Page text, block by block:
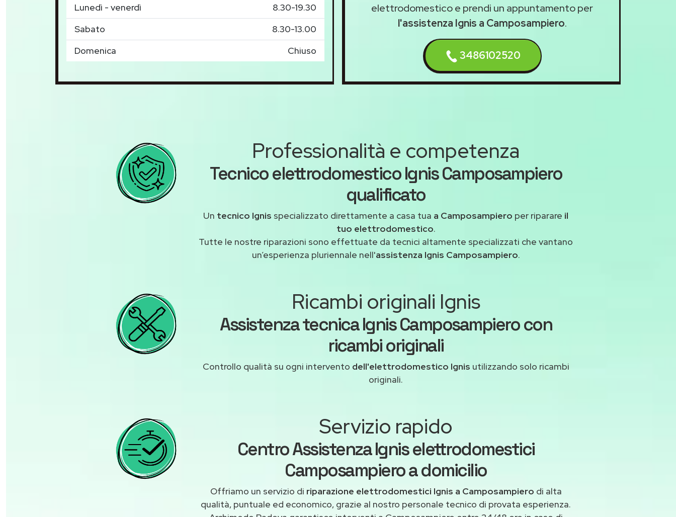
Lunedì - venerdì
8.30-19.30
Sabato
8.30-13.00
Domenica
Chiuso
elettrodomestico e prendi un appuntamento per
l'assistenza Ignis a Camposampiero.
3486102520
Professionalità e competenza
Tecnico elettrodomestico Ignis Camposampiero
qualificato
Un tecnico Ignis specializzato direttamente a casa tua a Camposampiero per riparare il
tuo elettrodomestico.
Tutte le nostre riparazioni sono effettuate da tecnici altamente specializzati che vantano
un’esperienza pluriennale nell'assistenza Ignis Camposampiero.
Ricambi originali Ignis
Assistenza tecnica Ignis Camposampiero con
ricambi originali
Controllo qualità su ogni intervento dell'elettrodomestico Ignis utilizzando solo ricambi
originali.
Servizio rapido
Centro Assistenza Ignis elettrodomestici
Camposampiero a domicilio
Offriamo un servizio di riparazione elettrodomestici Ignis a Camposampiero di alta
qualità, puntuale ed economico, grazie al nostro personale tecnico di provata esperienza.